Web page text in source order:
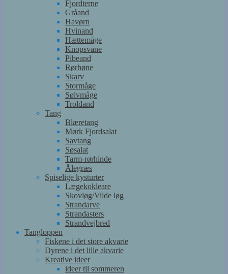
Fjordterne
Gråand
Havørn
Hvinand
Hættemåge
Knopsvane
Pibeand
Rørhøne
Skarv
Stormåge
Sølvmåge
Troldand
Tang
Blæretang
Mørk Fjordsalat
Savtang
Søsalat
Tarm-rørhinde
Ålegræs
Spiselige kysturter
Lægekokleare
Skovløg/Vilde løg
Strandarve
Strandasters
Strandvejbred
Tangloppen
Fiskene i det store akvarie
Dyrene i det lille akvarie
Kreative ideer
ideer til sommeren